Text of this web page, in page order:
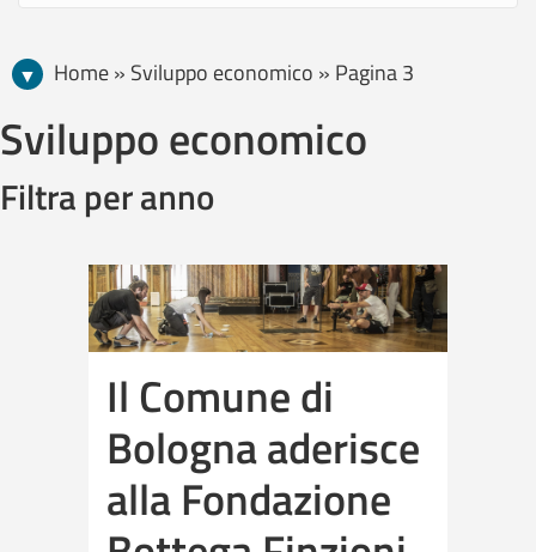
Home » Sviluppo economico » Pagina 3
Sviluppo economico
Filtra per anno
Il Comune di
Bologna aderisce
alla Fondazione